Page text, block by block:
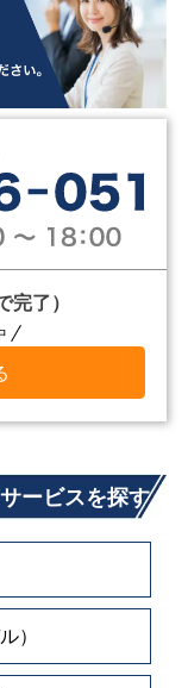
了）
ービスを探す
）